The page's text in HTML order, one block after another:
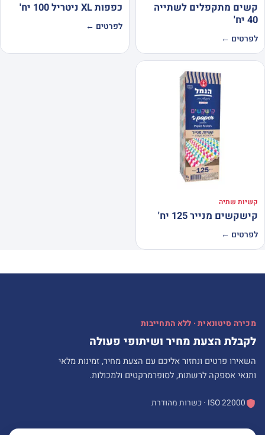
קשים מתקפלים לשתייה
40 יח'
לפרטים ←
כפפות XL ניטריל 100 יח'
לפרטים ←
קשיות שתיה
קישקשים מנייר 125 יח'
לפרטים ←
מכירה סיטונאית · ללא התחייבות
לקבלת הצעת מחיר ושיתופי פעולה
השאירו פרטים ונחזור אליכם עם הצעת מחיר, זמינות מלאי
ותנאי אספקה לרשתות, לסופרמרקטים ולמכולות.
ISO 22000 · כשרות מהודרת